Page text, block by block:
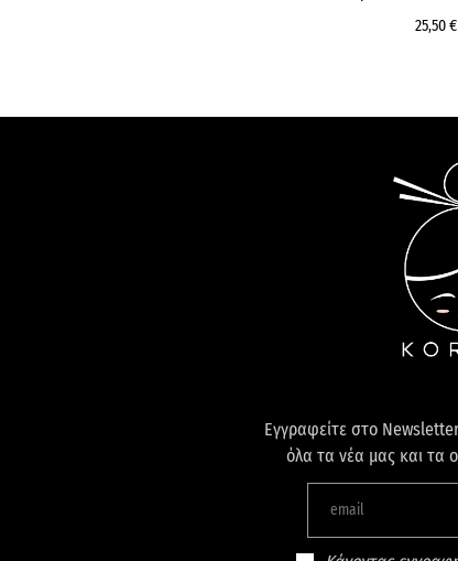
25,50 €
Εγγραφείτε στο
όλα τα νέα μας και τα